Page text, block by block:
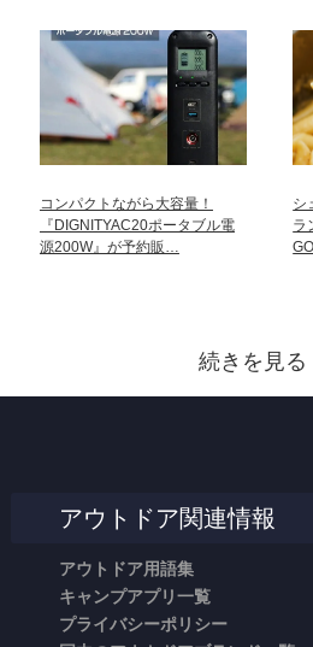
コンパクトながら大容量！
『DIGNITYAC20ポータブル電
源200W』が予約販…
シ
ラ
続きを見
アウトドア関連情報
アウトドア用語集
キャンプアプリ一覧
プライバシーポリシー